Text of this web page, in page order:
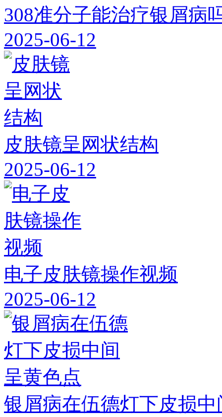
308准分子能治疗银屑病
2025-06-12
皮肤镜呈网状结构
2025-06-12
电子皮肤镜操作视频
2025-06-12
银屑病在伍德灯下皮损